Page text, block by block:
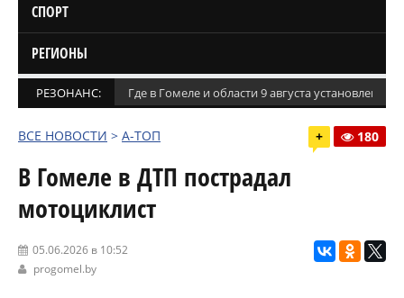
СПОРТ
РЕГИОНЫ
РЕЗОНАНС: Где в Гомеле и области 9 августа установлены
ВСЕ НОВОСТИ > А-ТОП + 180
В Гомеле в ДТП пострадал
мотоциклист
05.06.2026 в 10:52
progomel.by